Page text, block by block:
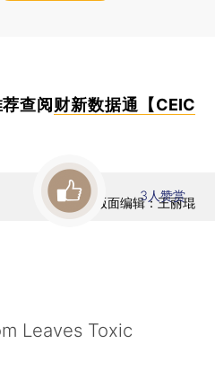
查阅财新数据通【CEIC
版面编辑：王丽琨
3 人赞赏
Leaves Toxic